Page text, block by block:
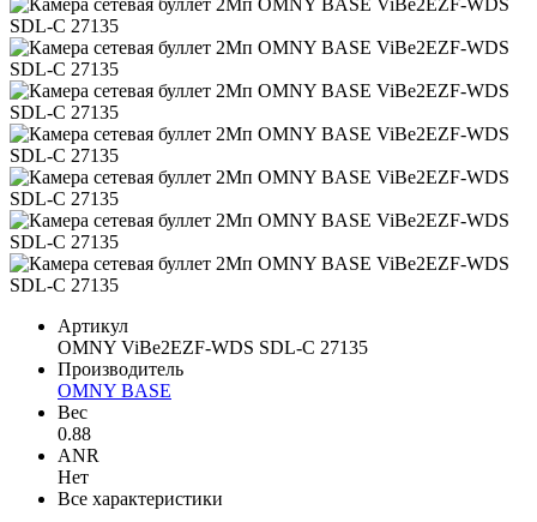
Артикул
OMNY ViBe2EZF-WDS SDL-C 27135
Производитель
OMNY BASE
Вес
0.88
ANR
Нет
Все характеристики